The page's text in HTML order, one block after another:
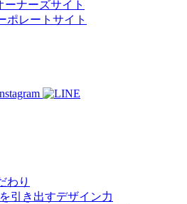
ナーズサイト
ポレートサイト
わり
引き出すデザイン力